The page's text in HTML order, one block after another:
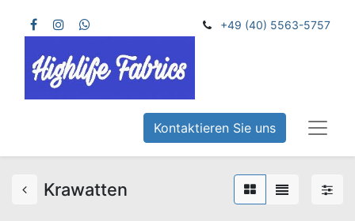
+49 (40) 5563-5757
Kontaktieren Sie uns
Krawatten